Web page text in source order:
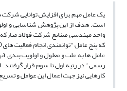
یک عامل مهم برای افزایش توانایی
است. هدف از این پژوهش شناسایی و
عامل ها به علت و معلول و اولویت بندی
کارهایی نیز جهت اعمال این عوامل و